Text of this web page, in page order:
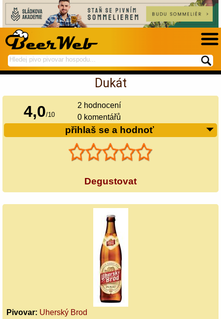
hledej
na
spustí
hledání
Dukát
4,0/10
2 hodnocení
0 komentářů
přihlaš se a hodnoť
Degustovat
Pivovar: Uherský Brod